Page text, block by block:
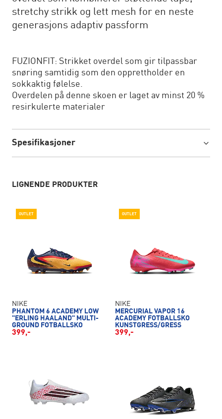
stretchy strikk og lett mesh for en neste
generasjons adaptiv passform
FUZIONFIT: Strikket overdel som gir tilpassbar
snøring samtidig som den opprettholder en
sokkaktig følelse.
Overdelen på denne skoen er laget av minst 20 %
resirkulerte materialer
Spesifikasjoner
LIGNENDE PRODUKTER
OUTLET
NIKE
PHANTOM 6 ACADEMY LOW
"ERLING HAALAND" MULTI-
GROUND FOTBALLSKO
399,-
OUTLET
NIKE
MERCURIAL VAPOR 16
ACADEMY FOTBALLSKO
KUNSTGRESS/GRESS
399,-